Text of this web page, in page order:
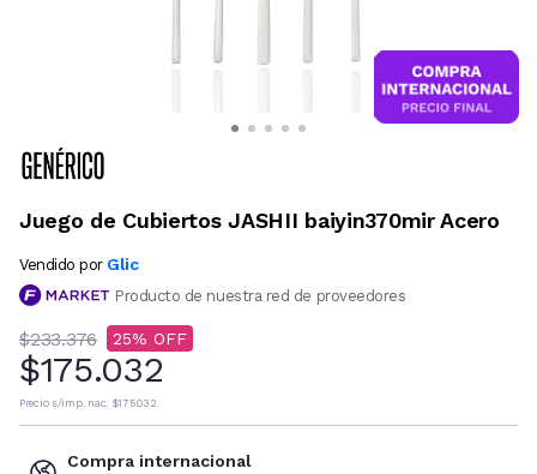
Juego de Cubiertos JASHII baiyin370mir Acero
Vendido por Glic
Producto de nuestra red de proveedores
$233.376 25
$175.032
Precio s/imp. nac. $175.032
Compra internacional